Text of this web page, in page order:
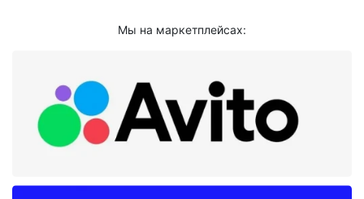
Мы на маркетплейсах: